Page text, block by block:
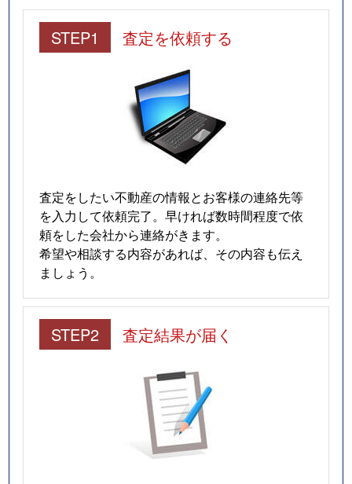
STEP1 査定を依頼する
査定をしたい不動産の情報とお客様の連絡先等
を入力して依頼完了。早ければ数時間程度で依
頼をした会社から連絡がきます。
希望や相談する内容があれば、その内容も伝え
ましょう。
STEP2 査定結果が届く